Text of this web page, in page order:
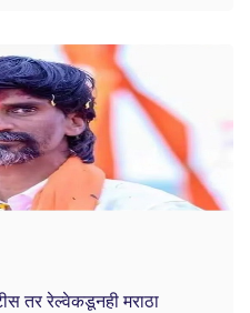
तर रेल्वेकडूनही मराठा